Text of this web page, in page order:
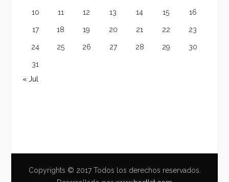
10 11 12 13 14 15 16
17 18 19 20 21 22 23
24 25 26 27 28 29 30
31
« Jul
Copyrights © 2017 Todos los derechos reservados.